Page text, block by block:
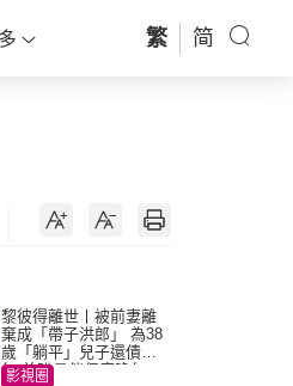
繁 简
黎彼得離世丨被前妻離
棄成「帶子洪郎」 為38
歲「躺平」兒子還債多
年 曾盼尋伴侶度晚年
影視圈